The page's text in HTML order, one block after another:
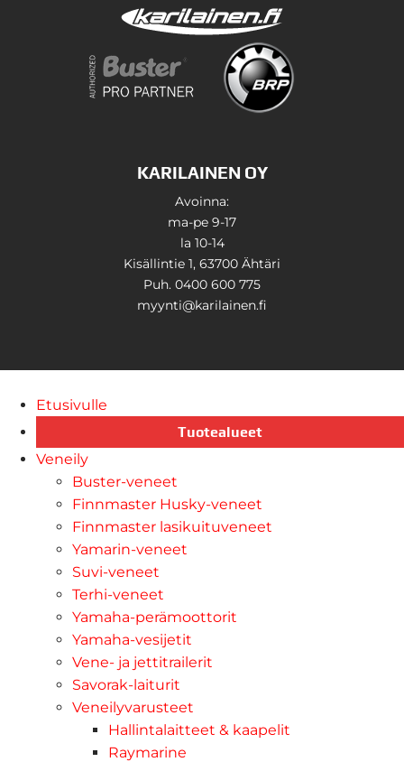
KARILAINEN OY
Avoinna:
ma-pe 9-17
la 10-14
Kisällintie 1, 63700 Ähtäri
Puh. 0400 600 775
myynti@karilainen.fi
Etusivulle
Tuotealueet
Veneily
Buster-veneet
Finnmaster Husky-veneet
Finnmaster lasikuituveneet
Yamarin-veneet
Suvi-veneet
Terhi-veneet
Yamaha-perämoottorit
Yamaha-vesijetit
Vene- ja jettitrailerit
Savorak-laiturit
Veneilyvarusteet
Hallintalaitteet & kaapelit
Raymarine